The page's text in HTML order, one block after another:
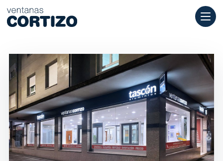
Ventanas Cortizo es una red especializada en ventanas de
Productos
Presupuesto